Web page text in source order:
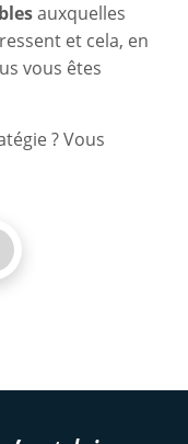
auxquelles
et cela, en
vous êtes
? Vous